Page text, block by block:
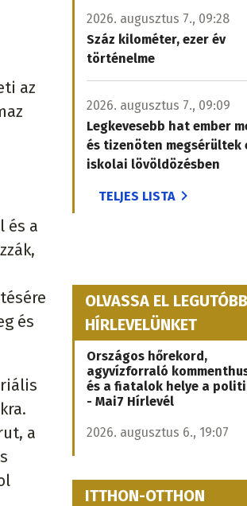
az
és a
és
a
2026. augusztus 7., 09:28
Száz kilométer, ezer év
történelme
2026. augusztus 7., 09:09
Legkevesebb hat ember
és tizenöten megsérültek
iskolai lövöldözésben
TELJES LISTA
OLVASSA EL
HÍRLEVELÜNKET
Országos hőrekord,
agyvízforraló
és a fiatalok helye a
- Mai7 Hírlevél
2026. augusztus 6., 19:07
ITTHON-OTTHON